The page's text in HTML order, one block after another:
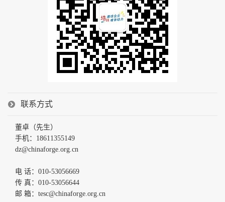
联系方式
董卓（先生）
手机：18611355149
dz@chinaforge.org.cn
电 话：010-53056669
传 真：010-53056644
邮 箱：tesc@chinaforge.org.cn